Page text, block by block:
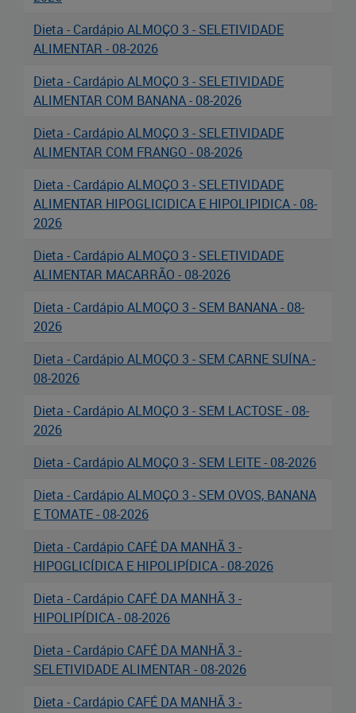
Cadastro Online
Portal ICS Instituto Curitiba de
Saúde
Portal Aprendere
Dieta - Cardápio ALMOÇO 3 - SELETIVIDADE
ALIMENTAR - 08-2026
Dieta - Cardápio ALMOÇO 3 - SELETIVIDADE
ALIMENTAR COM BANANA - 08-2026
Dieta - Cardápio ALMOÇO 3 - SELETIVIDADE
ALIMENTAR COM FRANGO - 08-2026
Dieta - Cardápio ALMOÇO 3 - SELETIVIDADE
ALIMENTAR HIPOGLICIDICA E HIPOLIPIDICA - 08-
2026
Dieta - Cardápio ALMOÇO 3 - SELETIVIDADE
ALIMENTAR MACARRÃO - 08-2026
Dieta - Cardápio ALMOÇO 3 - SEM BANANA - 08-
2026
Dieta - Cardápio ALMOÇO 3 - SEM CARNE SUÍNA -
08-2026
Dieta - Cardápio ALMOÇO 3 - SEM LACTOSE - 08-
2026
Dieta - Cardápio ALMOÇO 3 - SEM LEITE - 08-2026
Dieta - Cardápio ALMOÇO 3 - SEM OVOS, BANANA
E TOMATE - 08-2026
Dieta - Cardápio CAFÉ DA MANHÃ 3 -
HIPOGLICÍDICA E HIPOLIPÍDICA - 08-2026
Dieta - Cardápio CAFÉ DA MANHÃ 3 -
HIPOLIPÍDICA - 08-2026
Dieta - Cardápio CAFÉ DA MANHÃ 3 -
SELETIVIDADE ALIMENTAR - 08-2026
Dieta - Cardápio CAFÉ DA MANHÃ 3 -